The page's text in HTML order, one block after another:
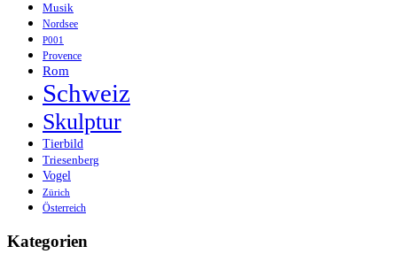
Musik
Nordsee
P001
Provence
Rom
Schweiz
Skulptur
Tierbild
Triesenberg
Vogel
Zürich
Österreich
Kategorien